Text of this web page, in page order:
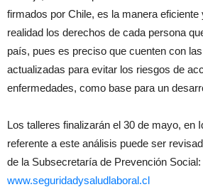
firmados por Chile, es la manera
realidad los derechos de cada persona
país, pues es preciso que cuenten con
actualizadas para evitar los riesgos de
enfermedades, como base para un
Los talleres finalizarán el 30 de mayo, en
referente a este análisis puede ser
de la Subsecretaría de Prevención Social:
www.seguridadysaludlaboral.cl